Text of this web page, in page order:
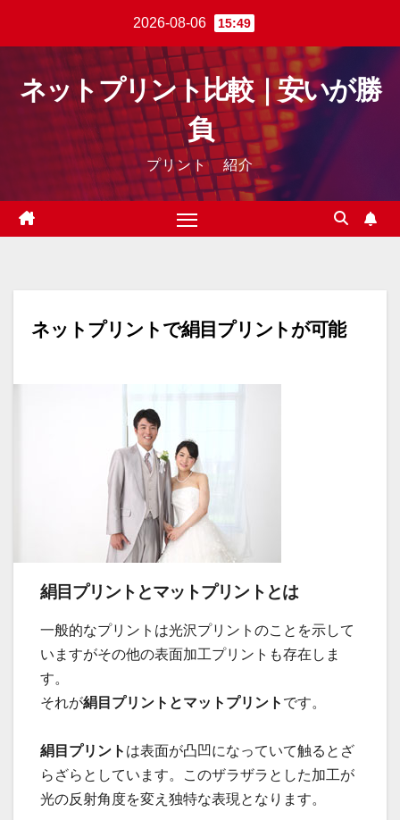
content
2026-08-06 15:49
ネットプリント比較｜安いが勝
負
プリント 紹介
ネットプリントで絹目プリントが可能
絹目プリントとマットプリントとは
一般的なプリントは光沢プリントのことを示して
いますがその他の表面加工プリントも存在しま
す。
それが絹目プリントとマットプリント です。
絹目プリント は表面が凸凹になっていて触るとざ
らざらとしています。このザラザラとした加工が
光の反射角度を変え独特な表現となります。